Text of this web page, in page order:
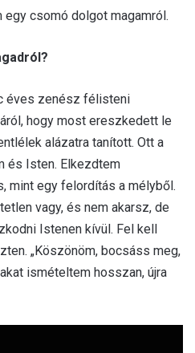
csomó dolgot magamról.
éves zenész félisteni
hogy most ereszkedett le
alázatra tanított. Ott a
és Isten. Elkezdtem
mint egy felordítás a mélyből.
vagy, és nem akarsz, de
Istenen kívül. Fel kell
„Köszönöm, bocsáss meg,
ismételtem hosszan, újra